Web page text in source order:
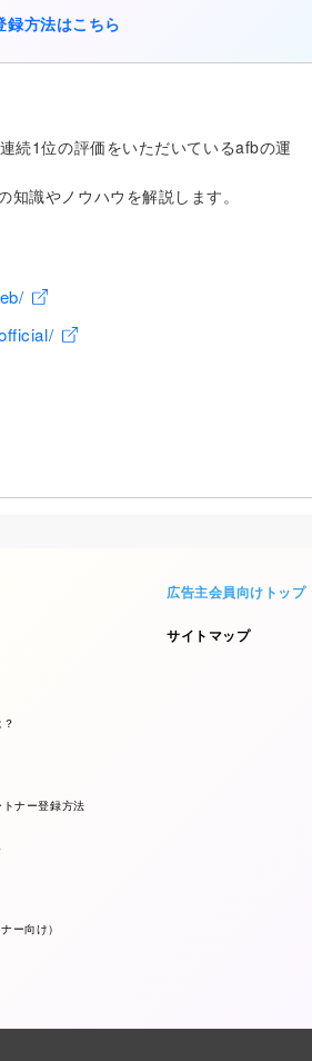
録方法はこちら
続1位の評価をいただいているafbの運
識やノウハウを解説します。
ナー登録方法
ー向け）
広告主会員向けトップ
サイトマップ